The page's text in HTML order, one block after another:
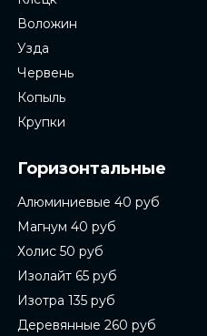
Воложин
Узда
Червень
Копыль
Крупки
Горизонтальные
Алюминиевые 40 руб
Магнум 40 руб
Холис 50 руб
Изолайт 65 руб
Изотра 135 руб
Деревянные 260 руб